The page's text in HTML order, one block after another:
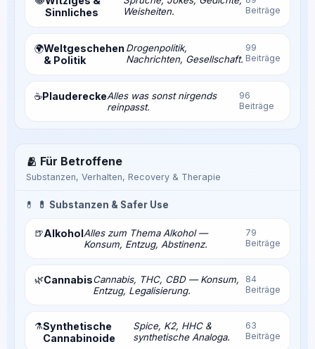
Sinnliches
Weisheiten.
Beiträge
🌍Weltgeschehen
& Politik
Drogenpolitik,
Nachrichten, Gesellschaft.
99
Beiträge
☕PlaudereckeAlles was sonst nirgends
reinpasst.
96
Beiträge
🫂 Für Betroffene
Substanzen, Verhalten, Recovery & Therapie
💊 💊 Substanzen & Safer Use
🍺AlkoholAlles zum Thema Alkohol —
Konsum, Entzug, Abstinenz.
79
Beiträge
🌿CannabisCannabis, THC, CBD — Konsum,
Entzug, Legalisierung.
84
Beiträge
⚗️Synthetische
Cannabinoide
Spice, K2, HHC &
synthetische Analoga.
63
Beiträge